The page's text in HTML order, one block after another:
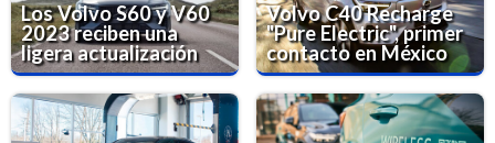
Los Volvo S60 y V60
2023 reciben una
ligera actualización
Volvo C40 Recharge
"Pure Electric", primer
contacto en México